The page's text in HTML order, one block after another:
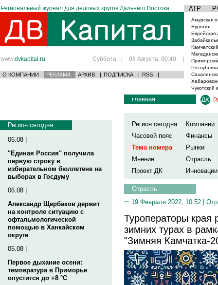
Региональный журнал для деловых кругов Дальнего Востока АТР
www.dvkapital.ru Суббота | 08 Августа, 00:40 |
О КОМПАНИИ РЕКЛАМА АРХИВ | ПОДПИСКА | RSS |
Амурская
Бурятия
Еврейская
Чукотский
Регион сегодня
06.08 |
"Единая Россия" получила
первую строку в
избирательном бюллетене на
выборах в Госдуму
06.08 |
Александр Щербаков держит
на контроле ситуацию с
офтальмологической
помощью в Ханкайском
округе
05.08 |
Первое дыхание осени:
температура в Приморье
опустится до +8 °C
главная
Регион сегодня
Компании
Часовой пояс
Финансы
Тема номера
Рынки
Мнение
Отрасль
Проект ДК
Инновации
Отрасль
19 Февраля 2022, 10:52 |
Туроператоры края
зимних турах в
"Зимняя Камчатка-